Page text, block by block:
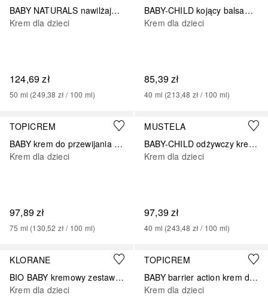
BABY NATURALS nawilżający krem do twarzy
Krem dla dzieci
124,69 zł
50 ml (249,38 zł / 100 ml)
BABY-CHILD kojący balsam do klatki piersiowej
Krem dla dzieci
85,39 zł
40 ml (213,48 zł / 100 ml)
TOPICREM
BABY krem do przewijania pieluszek bariera ochronna zestaw
Krem dla dzieci
97,89 zł
75 ml (130,52 zł / 100 ml)
MUSTELA
BABY-CHILD odżywczy krem do twarzy z Cold Cream
Krem dla dzieci
97,39 zł
40 ml (243,48 zł / 100 ml)
KLORANE
BIO BABY kremowy zestaw pieluszek
Krem dla dzieci
TOPICREM
BABY barrier action krem do przewijania
Krem dla dzieci